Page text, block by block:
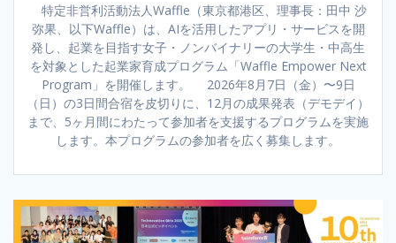
特定非営利活動法人Waffle（東京都港区、理事長：田中 沙
弥果、以下Waffle）は、AIを活用したアプリ・サービスを開
発し、起業を目指す女子・ノンバイナリーの大学生・中高生
を対象とした起業家育成プログラム「Waffle Empower Next
Program」を開催します。 2026年8月7日（金）〜9日
（日）の3日間合宿を皮切りに、12月の成果発表（デモデイ）
まで、5ヶ月間にわたって参加者を支援するプログラムを実施
します。本プログラムの参加者を広く募集します。